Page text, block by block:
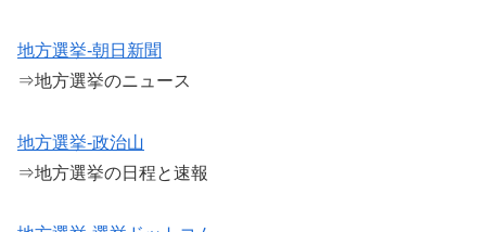
地方選挙-朝日新聞
⇒地方選挙のニュース
地方選挙-政治山
⇒地方選挙の日程と速報